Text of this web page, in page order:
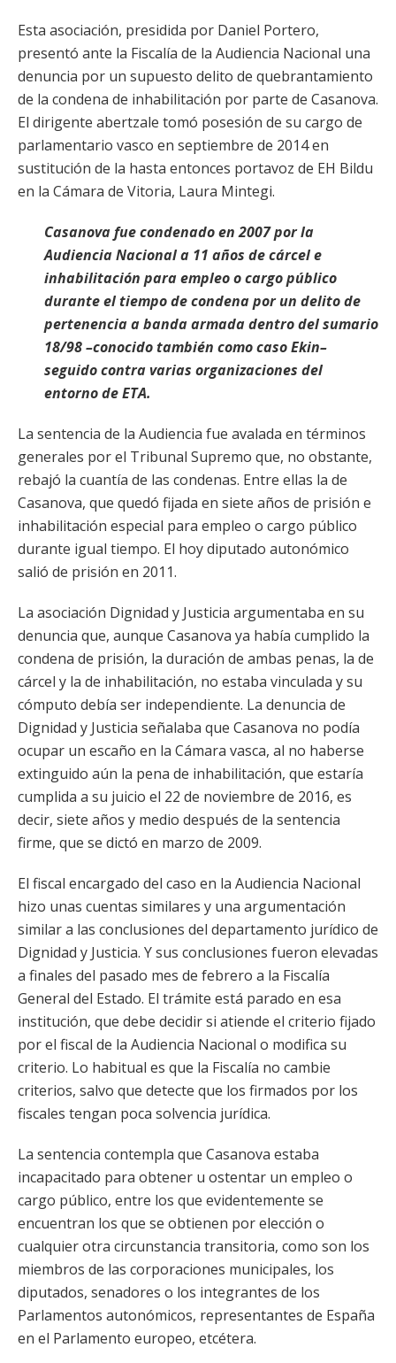
Esta asociación, presidida por Daniel Portero,
presentó ante la Fiscalía de la Audiencia Nacional una
denuncia por un supuesto delito de quebrantamiento
de la condena de inhabilitación por parte de Casanova.
El dirigente abertzale tomó posesión de su cargo de
parlamentario vasco en septiembre de 2014 en
sustitución de la hasta entonces portavoz de EH Bildu
en la Cámara de Vitoria, Laura Mintegi.
Casanova fue condenado en 2007 por la
Audiencia Nacional a 11 años de cárcel e
inhabilitación para empleo o cargo público
durante el tiempo de condena por un delito de
pertenencia a banda armada dentro del sumario
18/98 –conocido también como caso Ekin–
seguido contra varias organizaciones del
entorno de ETA.
La sentencia de la Audiencia fue avalada en términos
generales por el Tribunal Supremo que, no obstante,
rebajó la cuantía de las condenas. Entre ellas la de
Casanova, que quedó fijada en siete años de prisión e
inhabilitación especial para empleo o cargo público
durante igual tiempo. El hoy diputado autonómico
salió de prisión en 2011.
La asociación Dignidad y Justicia argumentaba en su
denuncia que, aunque Casanova ya había cumplido la
condena de prisión, la duración de ambas penas, la de
cárcel y la de inhabilitación, no estaba vinculada y su
cómputo debía ser independiente. La denuncia de
Dignidad y Justicia señalaba que Casanova no podía
ocupar un escaño en la Cámara vasca, al no haberse
extinguido aún la pena de inhabilitación, que estaría
cumplida a su juicio el 22 de noviembre de 2016, es
decir, siete años y medio después de la sentencia
firme, que se dictó en marzo de 2009.
El fiscal encargado del caso en la Audiencia Nacional
hizo unas cuentas similares y una argumentación
similar a las conclusiones del departamento jurídico de
Dignidad y Justicia. Y sus conclusiones fueron elevadas
a finales del pasado mes de febrero a la Fiscalía
General del Estado. El trámite está parado en esa
institución, que debe decidir si atiende el criterio fijado
por el fiscal de la Audiencia Nacional o modifica su
criterio. Lo habitual es que la Fiscalía no cambie
criterios, salvo que detecte que los firmados por los
fiscales tengan poca solvencia jurídica.
La sentencia contempla que Casanova estaba
incapacitado para obtener u ostentar un empleo o
cargo público, entre los que evidentemente se
encuentran los que se obtienen por elección o
cualquier otra circunstancia transitoria, como son los
miembros de las corporaciones municipales, los
diputados, senadores o los integrantes de los
Parlamentos autonómicos, representantes de España
en el Parlamento europeo, etcétera.